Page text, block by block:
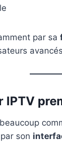
par sa
IPTV
son